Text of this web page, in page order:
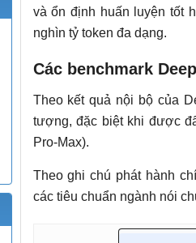
và ổn định huấn luyện tốt
nghìn tỷ token đa dạng.
Các benchmark
Theo kết quả nội bộ của
tượng, đặc biệt khi được
Pro-Max).
Theo ghi chú phát hành
các tiêu chuẩn ngành nói